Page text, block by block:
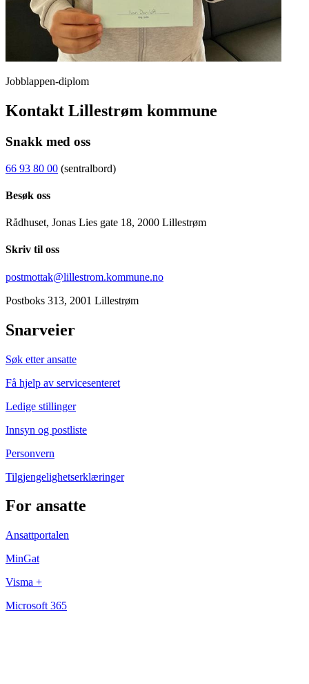
Jobblappen-diplom
Kontakt Lillestrøm kommune
Snakk med oss
66 93 80 00 (sentralbord)
Besøk oss
Rådhuset, Jonas Lies gate 18, 2000 Lillestrøm
Skriv til oss
postmottak@lillestrom.kommune.no
Postboks 313, 2001 Lillestrøm
Snarveier
Søk etter ansatte
Få hjelp av servicesenteret
Ledige stillinger
Innsyn og postliste
Personvern
Tilgjengelighetserklæringer
For ansatte
Ansattportalen
MinGat
Visma +
Microsoft 365